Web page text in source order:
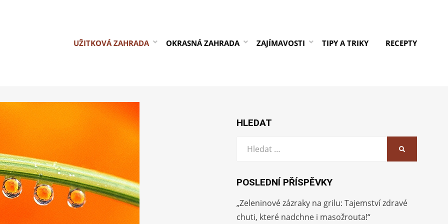
UŽITKOVÁ ZAHRADA OKRASNÁ ZAHRADA ZAJÍMAVOSTI TIPY A TRIKY RECEPTY
HLEDAT
Vyhledat:
POSLEDNÍ PŘÍSPĚVKY
„Zeleninové zázraky na grilu: Tajemství zdravé
chuti, které nadchne i masožrouta!“